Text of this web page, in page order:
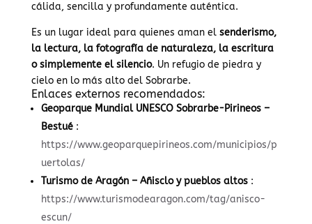
cálida, sencilla y profundamente auténtica.
Es un lugar ideal para quienes aman el senderismo,
la lectura, la fotografía de naturaleza, la escritura
o simplemente el silencio. Un refugio de piedra y
cielo en lo más alto del Sobrarbe.
Enlaces externos recomendados:
Geoparque Mundial UNESCO Sobrarbe-Pirineos –
Bestué:
https://www.geoparquepirineos.com/municipios/p
uertolas/
Turismo de Aragón – Añisclo y pueblos altos:
https://www.turismodearagon.com/tag/anisco-
escun/